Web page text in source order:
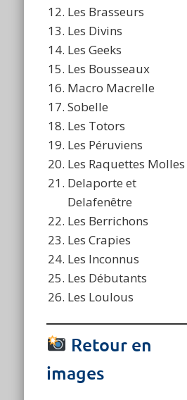
Les Brasseurs
Les Divins
Les Geeks
Les Bousseaux
Macro Macrelle
Sobelle
Les Totors
Les Péruviens
Les Raquettes Molles
Delaporte et
Delafenêtre
Les Berrichons
Les Crapies
Les Inconnus
Les Débutants
Les Loulous
Retour en
images